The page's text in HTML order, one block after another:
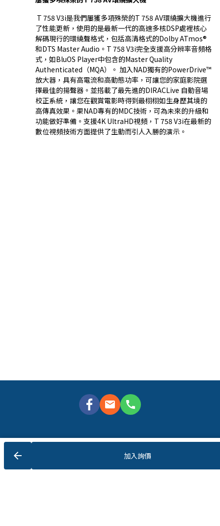
T 758 V3i是我們屢獲多項殊榮的T 758 AV環繞擴大機進行
了性能更新，使用的是最新一代的高速多核DSP處裡核心
解碼現行的環繞聲格式，包括高清格式的Dolby ATmos®
和DTS Master Audio。T 758 V3i完全支援高分辨率音頻格
式，如BluOS Player中包含的Master Quality
Authenticated（MQA）。 加入NAD獨有的PowerDrive™
放大器，具有高電流和高動態功率，可讓您的家庭影院選
擇最佳的揚聲器。並搭載了最先進的DIRACLive 自動音場
校正系統，讓您在觀賞電影時得到最栩栩如生身歷其境的
高傳真效果。果NAD專有的MDC技術，可為未來的升級和
功能做好準備。支援4K UltraHD視頻，T 758 V3i在最新的
數位視頻技術方面提供了生動而引人入勝的演示。
arrow_back 加入詢價
mail call
台中市西屯區河南路二段26號
Line: @710ejjey
電話：04-22911984
Email: chenpeic@emotionalav.engineering